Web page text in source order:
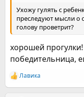
Ухожу гулять с
преследуют мысли о
голову проветрит?
хорошей
победительница,
Р
е
Лавика